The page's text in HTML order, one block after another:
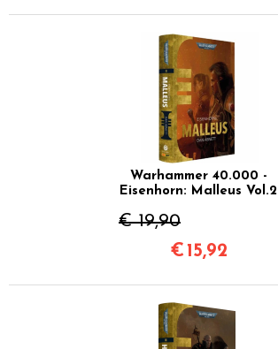
Warhammer 40.000 -
Eisenhorn: Malleus Vol.2
€ 19,90
€ 15,92